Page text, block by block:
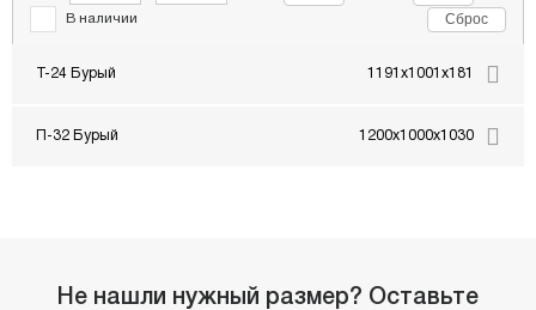
В наличии Сброс
Т-24 Бурый 1191x1001x181
П-32 Бурый 1200x1000x1030
Не нашли нужный размер? Оставьте